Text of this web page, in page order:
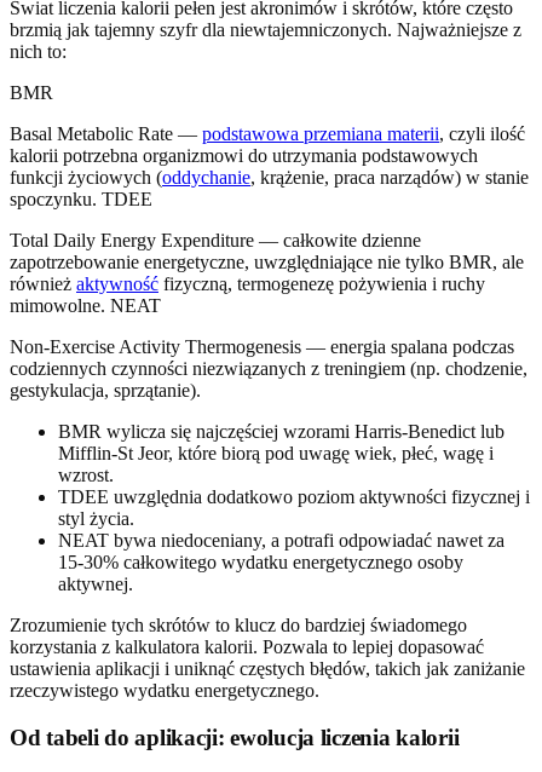
Świat liczenia kalorii pełen jest akronimów i skrótów, które często
brzmią jak tajemny szyfr dla niewtajemniczonych. Najważniejsze z
nich to:
BMR
Basal Metabolic Rate — podstawowa przemiana materii, czyli ilość
kalorii potrzebna organizmowi do utrzymania podstawowych
funkcji życiowych (oddychanie, krążenie, praca narządów) w stanie
spoczynku. TDEE
Total Daily Energy Expenditure — całkowite dzienne
zapotrzebowanie energetyczne, uwzględniające nie tylko BMR, ale
również aktywność fizyczną, termogenezę pożywienia i ruchy
mimowolne. NEAT
Non-Exercise Activity Thermogenesis — energia spalana podczas
codziennych czynności niezwiązanych z treningiem (np. chodzenie,
gestykulacja, sprzątanie).
BMR wylicza się najczęściej wzorami Harris-Benedict lub
Mifflin-St Jeor, które biorą pod uwagę wiek, płeć, wagę i
wzrost.
TDEE uwzględnia dodatkowo poziom aktywności fizycznej i
styl życia.
NEAT bywa niedoceniany, a potrafi odpowiadać nawet za
15-30% całkowitego wydatku energetycznego osoby
aktywnej.
Zrozumienie tych skrótów to klucz do bardziej świadomego
korzystania z kalkulatora kalorii. Pozwala to lepiej dopasować
ustawienia aplikacji i uniknąć częstych błędów, takich jak zaniżanie
rzeczywistego wydatku energetycznego.
Od tabeli do aplikacji: ewolucja liczenia kalorii